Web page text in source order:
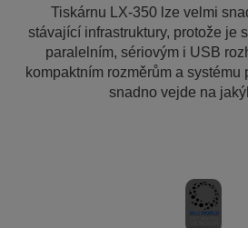
Tiskárnu LX-350 lze velmi
stávající infrastruktury, protože je
paralelním, sériovým i USB
kompaktním rozměrům a
snadno vejde na